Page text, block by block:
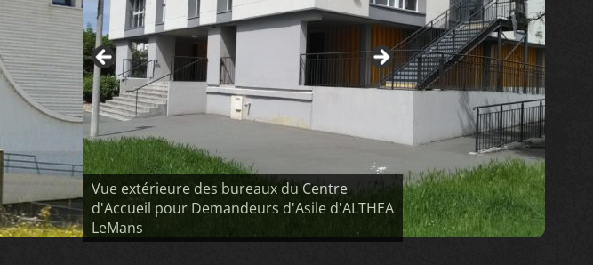
Vue extérieure des bureaux du Centre
d'Accueil pour Demandeurs d'Asile d'ALTHEA
LeMans